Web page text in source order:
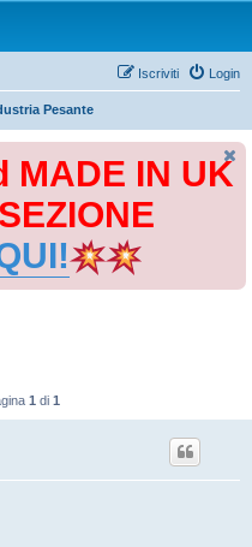
Login
Iscriviti
Pesante
MADE IN UK
1 di 1